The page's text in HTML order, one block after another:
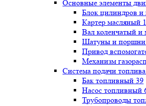
Основные элементы
Блок цилиндров и
Картер масляный
Вал коленчатый и
Шатуны и поршни
Привод
Механизм
Система подачи топлива
Бак топливный 39
Насос топливный
Трубопроводы